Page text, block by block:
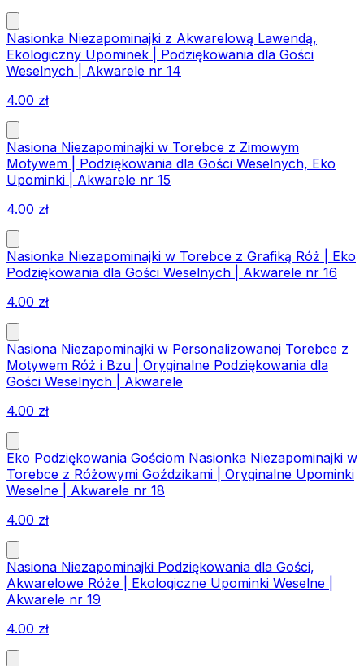
Nasionka Niezapominajki z Akwarelową Lawendą,
Ekologiczny Upominek | Podziękowania dla Gości
Weselnych | Akwarele nr 14
4.00 zł
Nasiona Niezapominajki w Torebce z Zimowym
Motywem | Podziękowania dla Gości Weselnych, Eko
Upominki | Akwarele nr 15
4.00 zł
Nasionka Niezapominajki w Torebce z Grafiką Róż | Eko
Podziękowania dla Gości Weselnych | Akwarele nr 16
4.00 zł
Nasiona Niezapominajki w Personalizowanej Torebce z
Motywem Róż i Bzu | Oryginalne Podziękowania dla
Gości Weselnych | Akwarele
4.00 zł
Eko Podziękowania Gościom Nasionka Niezapominajki w
Torebce z Różowymi Goździkami | Oryginalne Upominki
Weselne | Akwarele nr 18
4.00 zł
Nasiona Niezapominajki Podziękowania dla Gości,
Akwarelowe Róże | Ekologiczne Upominki Weselne |
Akwarele nr 19
4.00 zł